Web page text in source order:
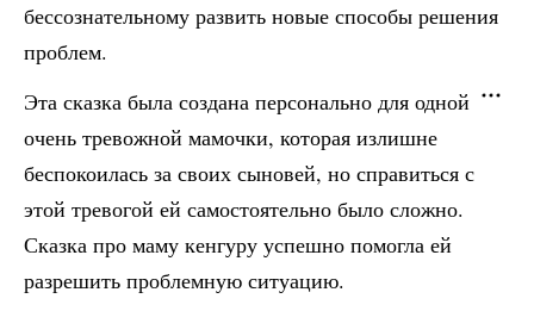
бессознательному развить новые способы решения
проблем.
Эта сказка была создана персонально для одной
очень тревожной мамочки, которая излишне
беспокоилась за своих сыновей, но справиться с
этой тревогой ей самостоятельно было сложно.
Сказка про маму кенгуру успешно помогла ей
разрешить проблемную ситуацию.